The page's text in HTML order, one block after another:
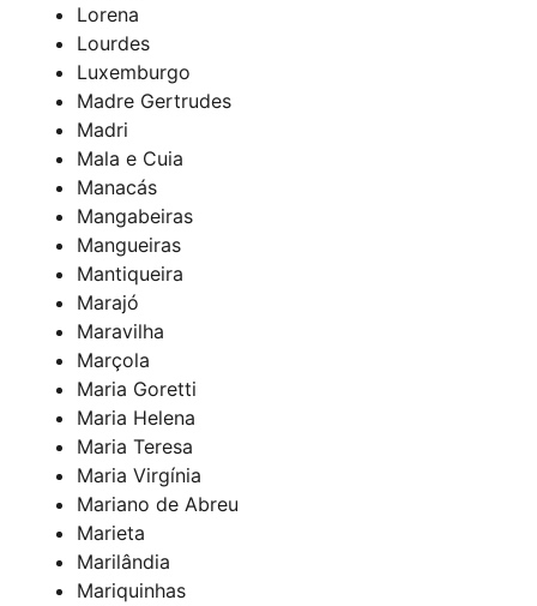
Lorena
Lourdes
Luxemburgo
Madre Gertrudes
Madri
Mala e Cuia
Manacás
Mangabeiras
Mangueiras
Mantiqueira
Marajó
Maravilha
Marçola
Maria Goretti
Maria Helena
Maria Teresa
Maria Virgínia
Mariano de Abreu
Marieta
Marilândia
Mariquinhas